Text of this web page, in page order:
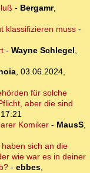
- Bergamr,
klassifizieren muss-
- Wayne Schlegel,
, 03.06.2024,
für solche
aber die sind
Komiker- MausS,
sich an die
wie war es in deiner
- ebbes,